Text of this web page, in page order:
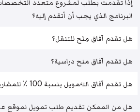
البرنامج الذي يجب أن أتقدم إليه؟
هل تقدم آفاق مِنَح للتنقل؟
هل تقدم آفاق منح دراسية؟
هل تقدم آفاق التَّمويل بنسبة 100 ٪ للمشاريع؟
هل من الممكن تقديم طلب تمويل لموقع